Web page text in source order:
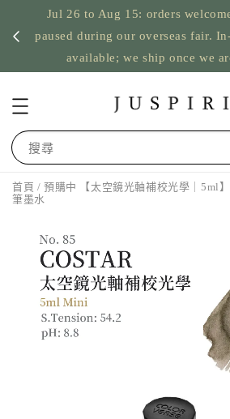
Jul 26 to Aug 15: orders
paused during our overseas fair.
available; we ship once we
搜尋
首頁 / 預購中 【太空鏡光軸補校光學｜5ml
筆墨水